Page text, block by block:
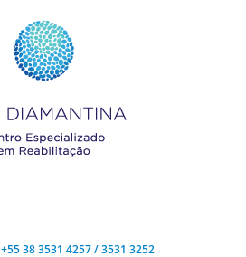
+55 383531 4257 / 3531 3252